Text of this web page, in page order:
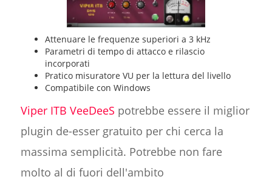
Attenuare le frequenze superiori a 3 kHz
Parametri di tempo di attacco e rilascio
incorporati
Pratico misuratore VU per la lettura del livello
Compatibile con Windows
Viper ITB VeeDeeS potrebbe essere il miglior
plugin de-esser gratuito per chi cerca la
massima semplicità. Potrebbe non fare
molto al di fuori dell'ambito